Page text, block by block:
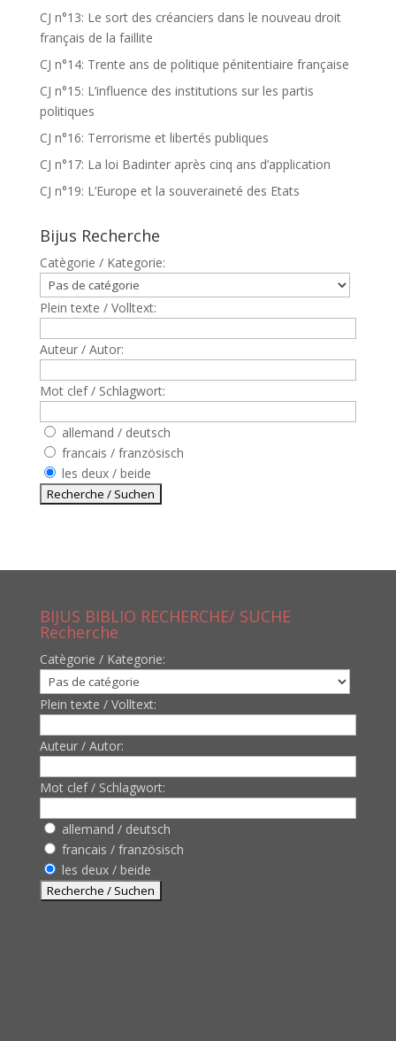
CJ n°13: Le sort des créanciers dans le nouveau droit
français de la faillite
CJ n°14: Trente ans de politique pénitentiaire française
CJ n°15: L’influence des institutions sur les partis
politiques
CJ n°16: Terrorisme et libertés publiques
CJ n°17: La loi Badinter après cinq ans d’application
CJ n°19: L’Europe et la souveraineté des Etats
Bijus Recherche
Catègorie / Kategorie:
Plein texte / Volltext:
Auteur / Autor:
Mot clef / Schlagwort:
allemand / deutsch
francais / französisch
les deux / beide
BIJUS BIBLIO RECHERCHE/ SUCHE
Recherche
Catègorie / Kategorie:
Plein texte / Volltext:
Auteur / Autor:
Mot clef / Schlagwort:
allemand / deutsch
francais / französisch
les deux / beide